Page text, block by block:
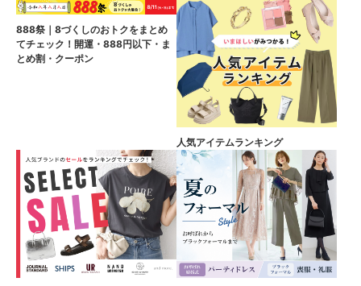
888祭｜8づくしのおトクをまとめ
てチェック！開運・888円以下・ま
とめ割・クーポン
人気アイテムランキング